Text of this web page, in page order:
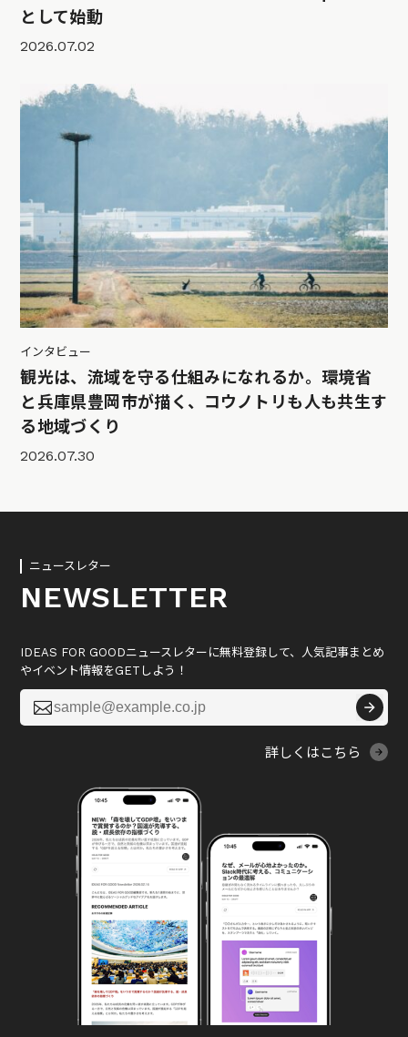
として始動
2026.07.02
インタビュー
観光は、流域を守る仕組みになれるか。環境省
と兵庫県豊岡市が描く、コウノトリも人も共生す
る地域づくり
2026.07.30
ニュースレター
NEWSLETTER
IDEAS FOR GOODニュースレターに無料登録して、人気記事まとめ
やイベント情報をGETしよう！

詳しくはこちら